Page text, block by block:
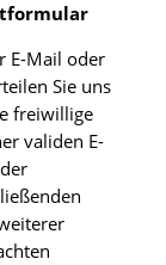
E-Mail oder
Sie uns
freiwillige
validen E-